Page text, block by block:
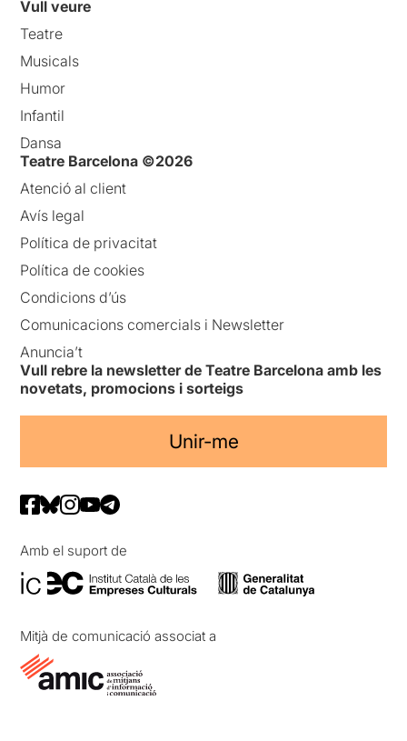
Vull veure
Teatre
Musicals
Humor
Infantil
Dansa
Teatre Barcelona ©2026
Atenció al client
Avís legal
Política de privacitat
Política de cookies
Condicions d’ús
Comunicacions comercials i Newsletter
Anuncia’t
Vull rebre la newsletter de Teatre Barcelona amb les
novetats, promocions i sorteigs
Unir-me
Amb el suport de
Mitjà de comunicació associat a